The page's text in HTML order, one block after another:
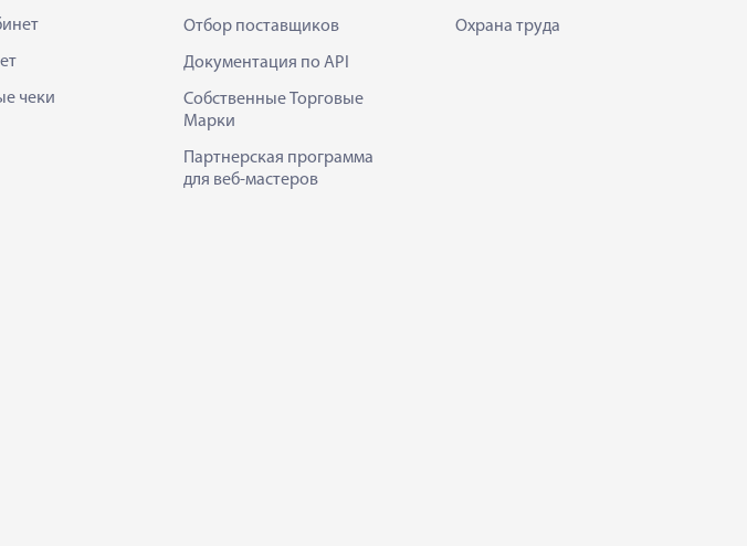
чеки
Отбор поставщиков
Документация по API
Собственные Торговые
Марки
Партнерская программа
для веб-мастеров
Охрана труда